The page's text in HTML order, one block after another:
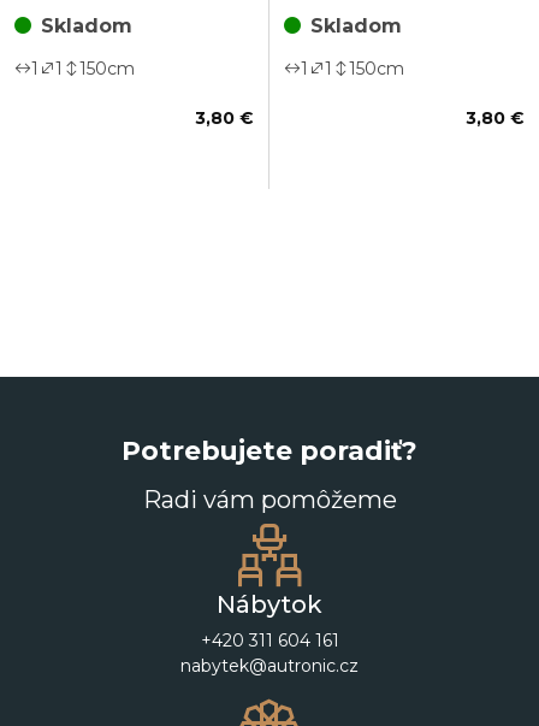
Skladom
1 1 150cm
3,80 €
Skladom
1 1 150cm
3,80 €
Potrebujete poradiť?
Radi vám pomôžeme
Nábytok
+420 311 604 161
nabytek@autronic.cz